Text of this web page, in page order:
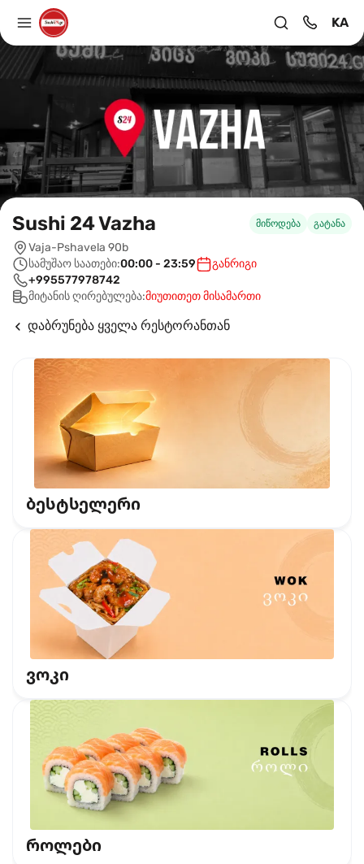
KA
Sushi 24 Vazha მიწოდება გატანა
Vaja-Pshavela 90b
სამუშაო საათები:00:00 - 23:59
განრიგი
+995577978742
მიტანის ღირებულება:მიუთითეთ მისამართი
დაბრუნება ყველა რესტორანთან
ბესტსელერი
ვოკი
როლები